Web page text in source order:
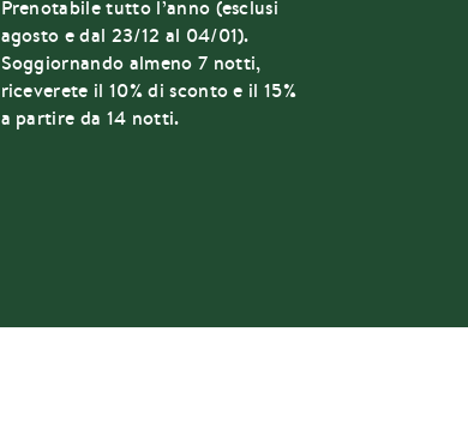
Prenotabile tutto l’anno (esclusi
agosto e dal 23/12 al 04/01).
Soggiornando almeno 7 notti,
riceverete il 10% di sconto e il 15%
a partire da 14 notti.